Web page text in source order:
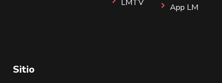
Sitio
LMTV
App LM